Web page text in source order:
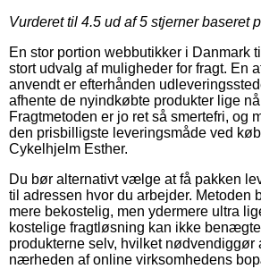
Vurderet til 4.5 ud af 5 stjerner baseret
En stor portion webbutikker i Danmark
stort udvalg af muligheder for fragt. En
anvendt er efterhånden
afhente de nyindkøbte produkter lige
Fragtmetoden er jo ret så smertefri, og
den prisbilligste leveringsmåde ved
Cykelhjelm Esther.
Du bør alternativt vælge at få pakken
til adressen hvor du arbejder. Metoden
mere bekostelig, men ydermere ultra
kostelige fragtløsning kan ikke
produkterne selv, hvilket nødvendiggør
nærheden af online virksomhedens